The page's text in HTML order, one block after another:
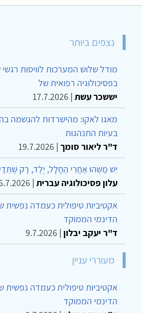
נצפים ביותר
מודל שלוש המערכות לוויסות
בפסיכולוגיה רפואית של
יששכר עשת |
17.7.2026
מאגו לאקו: מהישרדות להגשמה
בעיות התנהגות
ד"ר ליאור סומך |
19.7.2026
יֵשׁ מַשֶּׁהוּ אַחֲרֵי הֶחָלָל, יֶלֶד, רַק
עלון פסיכולוגיה עברית |
אקטיביות טיפולית כעמדה נפשית
הדינמי הממוקד
ד"ר יעקב יבלון |
9.7.2026
מעוררי עניין
אקטיביות טיפולית כעמדה נפשית
הדינמי הממוקד